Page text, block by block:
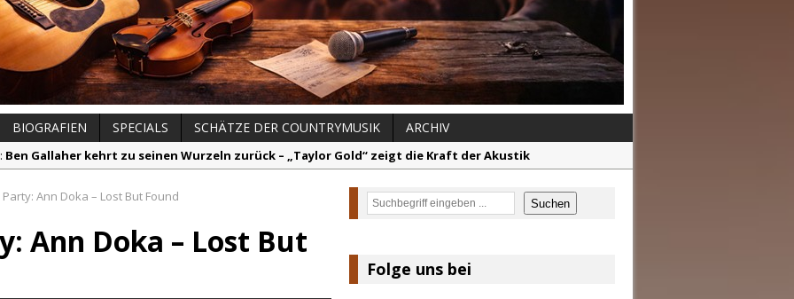
BIOGRAFIEN SPECIALS SCHÄTZE DER COUNTRYMUSIK
ARCHIV
Ben Gallaher kehrt zu seinen Wurzeln zurück – „Taylor Gold“ zeigt die Kraft der Akustik
Pearce hinterfragt den ständigen Vergleich mit anderen
Langley schreibt Musikgeschichte: „Choosin‘ Texas“ gehört zu den größten Hits aller Zeiten
veröffentlicht neue Single „Late Night Talks“ – eine Hymne auf unvergessliche Sommernächte
Music Hot News – 9. August 2026: Morgan Wallen, Dolly Parton und Riley Green im Fokus
Ann Doka – Lost But Found
Ann Doka – Lost But
Suchen Suchen
Folge uns bei